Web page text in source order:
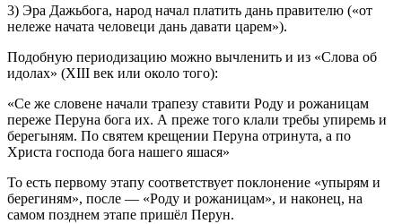
3) Эра Дажьбога, народ начал платить дань правителю («от
нележе начата человеци дань давати царем»).
Подобную периодизацию можно вычленить и из «Слова об
идолах» (XIII век или около того):
«Се же словене начали тpапезy ставити Родy и pожаницам
пеpеже Пеpyна бога их. А пpеже того клали тpебы yпиpемь и
беpегыням. По святем кpещении Пеpyна отpинyта, а по
Хpиста господа бога нашего яшася»
То есть первому этапу соответствует поклонение «упырям и
берегиням», после — «Роду и рожаницам», и наконец, на
самом позднем этапе пришёл Перун.